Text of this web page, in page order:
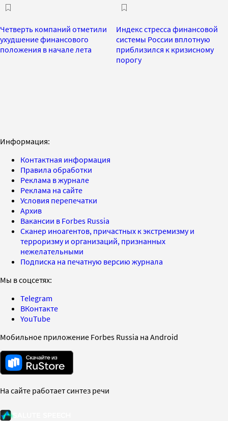
Четверть компаний отметили
ухудшение финансового
положения в начале лета
Индекс стресса финансовой
системы России вплотную
приблизился к кризисному
порогу
Информация:
Контактная информация
Правила обработки
Реклама в журнале
Реклама на сайте
Условия перепечатки
Архив
Вакансии в Forbes Russia
Сканер иноагентов, причастных к экстремизму и
терроризму и организаций, признанных
нежелательными
Подписка на печатную версию журнала
Мы в соцсетях:
Telegram
ВКонтакте
YouTube
Мобильное приложение Forbes Russia на Android
На сайте работает синтез речи